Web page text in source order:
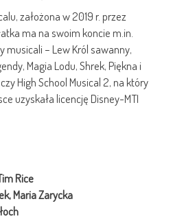
założona w 2019 r. przez
ma na swoim koncie m.in.
– Lew Król sawanny,
Magia Lodu, Shrek, Piękna i
High School Musical 2, na który
uzyskała licencję Disney-MTI
Rice
Maria Zarycka